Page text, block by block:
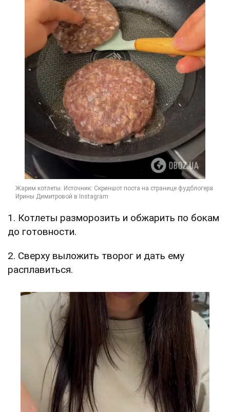
1. Котлеты разморозить и обжарить по бокам
до готовности.
2. Сверху выложить творог и дать ему
расплавиться.